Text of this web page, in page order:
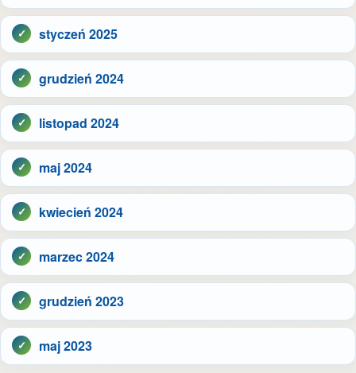
styczeń 2025
grudzień 2024
listopad 2024
maj 2024
kwiecień 2024
marzec 2024
grudzień 2023
maj 2023